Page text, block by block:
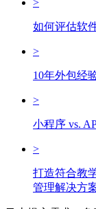
如何评估软
>
10年外包经
>
小程序 vs.
>
打造符合教
管理解决方